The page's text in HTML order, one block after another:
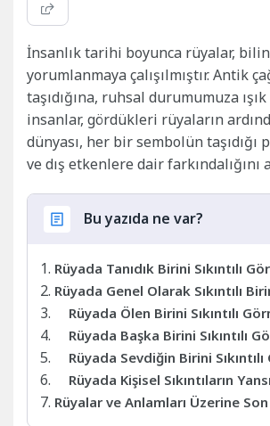
İnsanlık tarihi boyunca rüyalar,
yorumlanmaya çalışılmıştır. Antik
taşıdığına, ruhsal durumumuza
insanlar, gördükleri rüyaların
dünyası, her bir sembolün
ve dış etkenlere dair farkındalığını
Bu yazıda ne var?
Rüyada Tanıdık Birini Sıkıntılı
Rüyada Genel Olarak Sıkıntılı
Rüyada Ölen Birini Sıkıntılı
Rüyada Başka Birini Sıkıntılı
Rüyada Sevdiğin Birini
Rüyada Kişisel Sıkıntıların
Rüyalar ve Anlamları Üzerine